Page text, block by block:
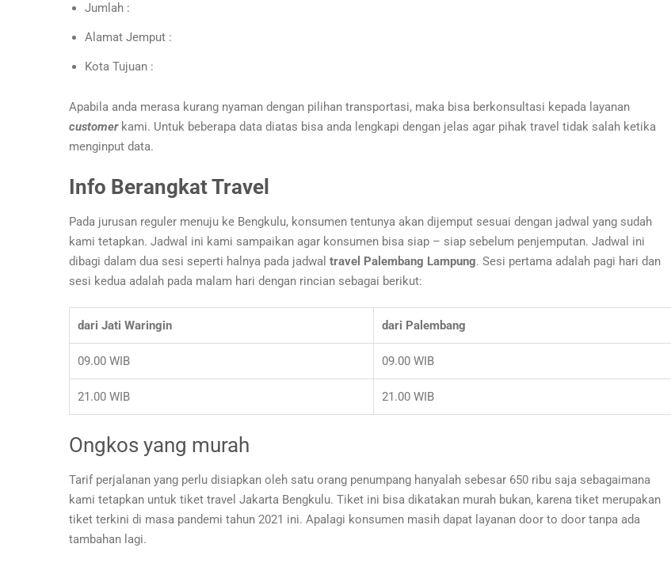
Jumlah :
Alamat Jemput :
Kota Tujuan :
Apabila anda merasa kurang nyaman dengan pilihan transportasi, maka bisa berkonsultasi kepada layanan
customerkami. Untuk beberapa data diatas bisa anda lengkapi dengan jelas agar pihak travel tidak salah ketika
menginput data.
Info Berangkat Travel
Pada jurusan reguler menuju ke Bengkulu, konsumen tentunya akan dijemput sesuai dengan jadwal yang sudah
kami tetapkan. Jadwal ini kami sampaikan agar konsumen bisa siap – siap sebelum penjemputan. Jadwal ini
dibagi dalam dua sesi seperti halnya pada jadwal travel Palembang Lampung. Sesi pertama adalah pagi hari dan
sesi kedua adalah pada malam hari dengan rincian sebagai berikut:
dari Jati Waringin dari Palembang
09.00 WIB 09.00 WIB
21.00 WIB 21.00 WIB
Ongkos yang murah
Tarif perjalanan yang perlu disiapkan oleh satu orang penumpang hanyalah sebesar 650 ribu saja sebagaimana
kami tetapkan untuk tiket travel Jakarta Bengkulu. Tiket ini bisa dikatakan murah bukan, karena tiket merupakan
tiket terkini di masa pandemi tahun 2021 ini. Apalagi konsumen masih dapat layanan door to door tanpa ada
tambahan lagi.